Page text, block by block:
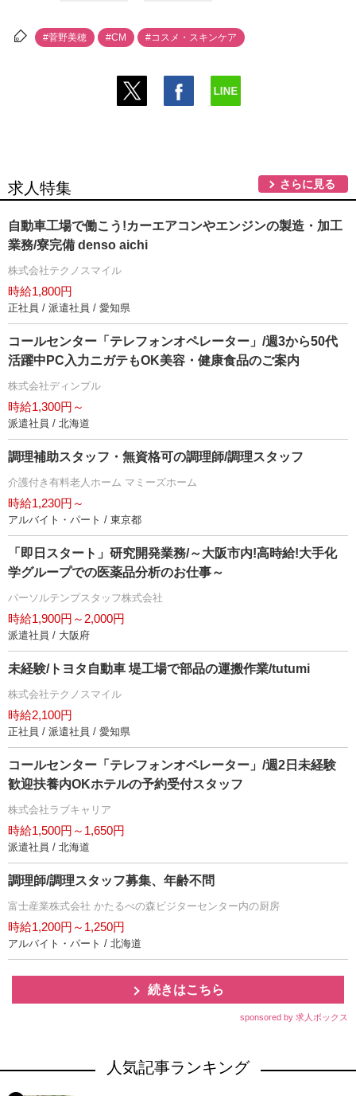
#菅野美穂 #CM #コスメ・スキンケア
求人特集 さらに見る
自動車工場で働こう!カーエアコンやエンジンの製造・加工
業務/寮完備 denso aichi
株式会社テクノスマイル
時給1,800円
正社員 / 派遣社員 / 愛知県
コールセンター「テレフォンオペレーター」/週3から50代
活躍中PC入力ニガテもOK美容・健康食品のご案内
株式会社ディンプル
時給1,300円～
派遣社員 / 北海道
調理補助スタッフ・無資格可の調理師/調理スタッフ
介護付き有料老人ホーム マミーズホーム
時給1,230円～
アルバイト・パート / 東京都
「即日スタート」研究開発業務/～大阪市内!高時給!大手化
学グループでの医薬品分析のお仕事～
パーソルテンプスタッフ株式会社
時給1,900円～2,000円
派遣社員 / 大阪府
未経験/トヨタ自動車 堤工場で部品の運搬作業/tutumi
株式会社テクノスマイル
時給2,100円
正社員 / 派遣社員 / 愛知県
コールセンター「テレフォンオペレーター」/週2日未経験
歓迎扶養内OKホテルの予約受付スタッフ
株式会社ラブキャリア
時給1,500円～1,650円
派遣社員 / 北海道
調理師/調理スタッフ募集、年齢不問
富士産業株式会社 かたるべの森ビジターセンター内の厨房
時給1,200円～1,250円
アルバイト・パート / 北海道
続きはこちら
sponsored by 求人ボックス
人気記事ランキング